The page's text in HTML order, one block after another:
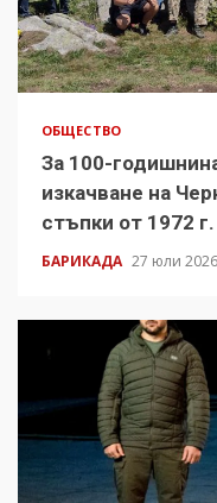
ОБЩЕСТВО
За 100-
изкачване на
стъпки от 1972 г.
БАРИКАДА 27 юли 2026